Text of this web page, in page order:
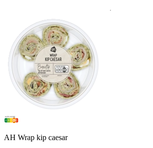
AH Wrap kip caesar